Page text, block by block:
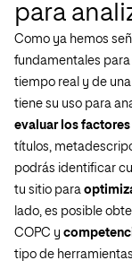
para
Como ya hemos
fundamentales
tiempo real y de
tiene su uso para
evaluar los factores
títulos,
podrás identificar
tu sitio para
lado, es posible
COPC y
tipo de